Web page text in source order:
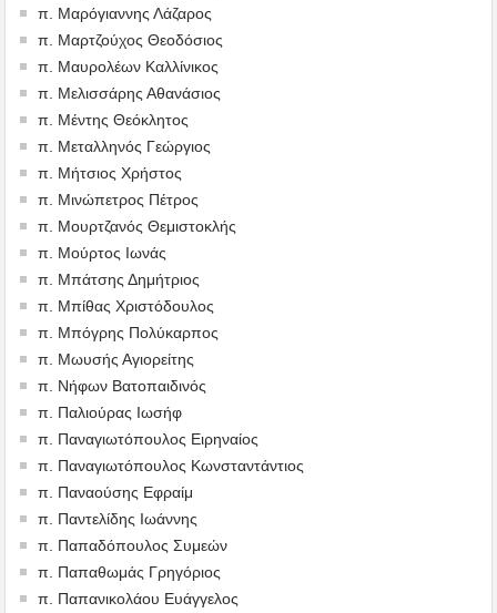
π. Μαρόγιαννης Λάζαρος
π. Μαρτζούχος Θεοδόσιος
π. Μαυρολέων Καλλίνικος
π. Μελισσάρης Αθανάσιος
π. Μέντης Θεόκλητος
π. Μεταλληνός Γεώργιος
π. Μήτσιος Χρήστος
π. Μινώπετρος Πέτρος
π. Μουρτζανός Θεμιστοκλής
π. Μούρτος Ιωνάς
π. Μπάτσης Δημήτριος
π. Μπίθας Χριστόδουλος
π. Μπόγρης Πολύκαρπος
π. Μωυσής Αγιορείτης
π. Νήφων Βατοπαιδινός
π. Παλιούρας Ιωσήφ
π. Παναγιωτόπουλος Ειρηναίος
π. Παναγιωτόπουλος Κωνσταντάντιος
π. Παναούσης Εφραίμ
π. Παντελίδης Ιωάννης
π. Παπαδόπουλος Συμεών
π. Παπαθωμάς Γρηγόριος
π. Παπανικολάου Ευάγγελος